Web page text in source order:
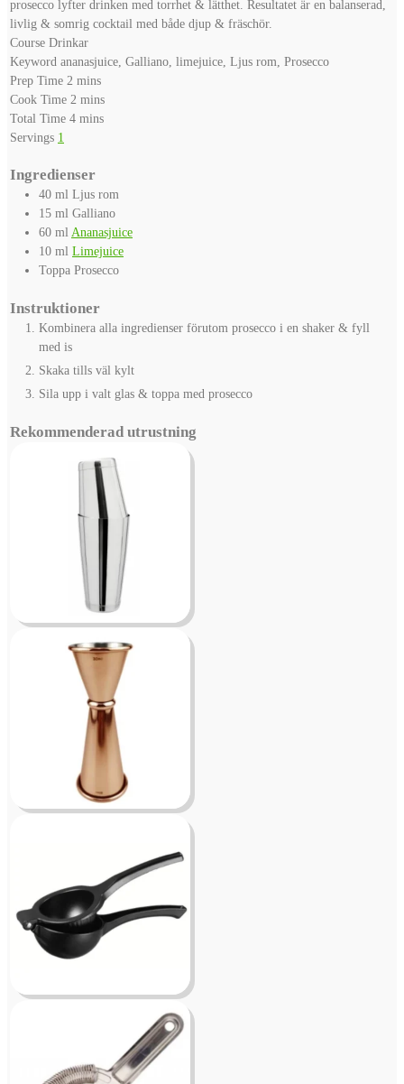
prosecco lyfter drinken med torrhet & lätthet. Resultatet är en balanserad,
livlig & somrig cocktail med både djup & fräschör.
Course Drinkar
Keyword ananasjuice, Galliano, limejuice, Ljus rom, Prosecco
Prep Time 2 minutes
mins
Cook Time 2 minutes
mins
Total Time 4minutes
mins
Servings 1
Ingredienser
40 ml Ljus rom
15 ml Galliano
60 mlAnanasjuice
10 ml Limejuice
Toppa Prosecco
Instruktioner
Kombinera alla ingredienser förutom prosecco i en shaker & fyll
med is
Skaka tills väl kylt
Sila upp i valt glas & toppa med prosecco
Rekommenderad utrustning